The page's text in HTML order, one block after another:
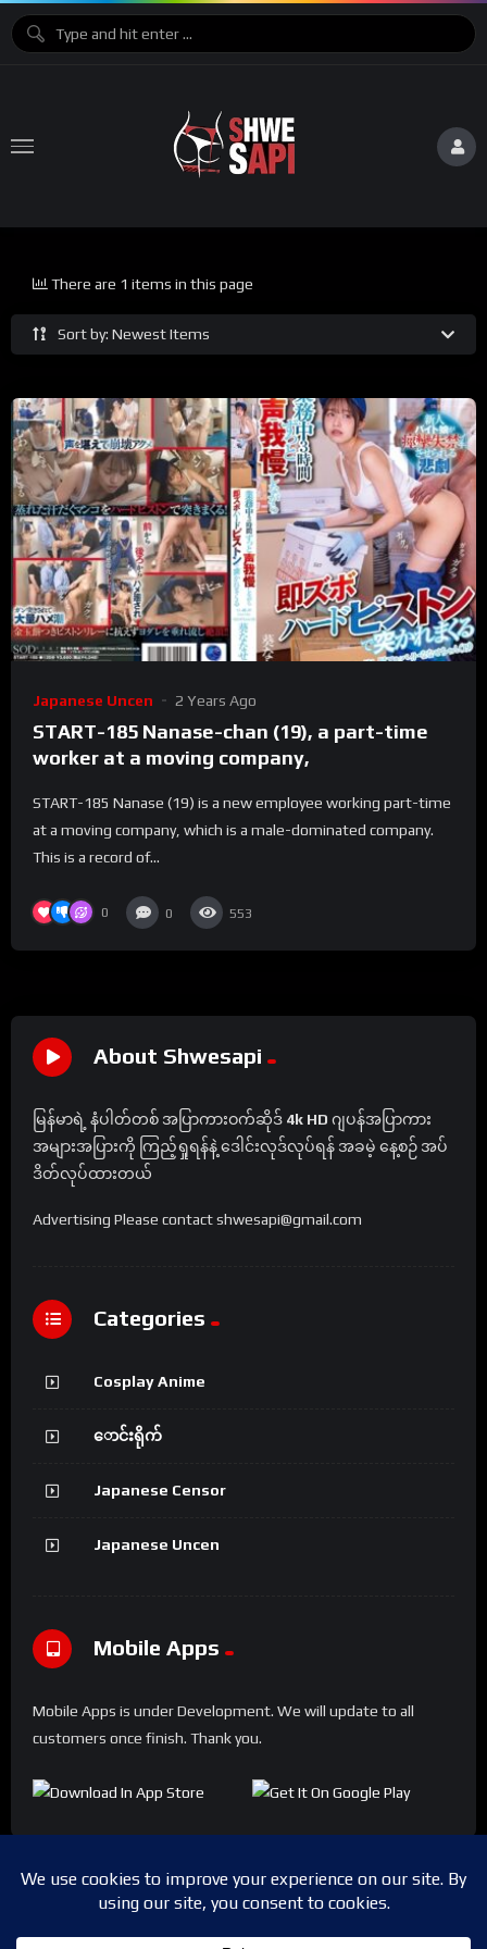
Sort by: Newest Items
There are 1 items in this page
Japanese Uncen 2 Years Ago
START-185 Nanase-chan (19), a part-time
worker at a moving company,
START-185 Nanase (19) is a new employee working part-time
at a moving company, which is a male-dominated company.
This is a record of...
0 0 553
About Shwesapi
မြန်မာရဲ့ နံပါတ်တစ် အပြာကားဝက်ဆိုဒ် 4k HD ဂျပန်အပြာကား
အများအပြားကို ကြည့်ရှုရန်နဲ့ ဒေါင်းလုဒ်လုပ်ရန် အခမဲ့ နေ့စဉ် အပ်
ဒိတ်လုပ်ထားတယ်
Advertising Please contact shwesapi@gmail.com
Categories
Cosplay Anime
ောင်းရိုက်
Japanese Censor
Japanese Uncen
Mobile Apps
Mobile Apps is under Development. We will update to all
customers once finish. Thank you.
Copyright © 2024 Shwesapi